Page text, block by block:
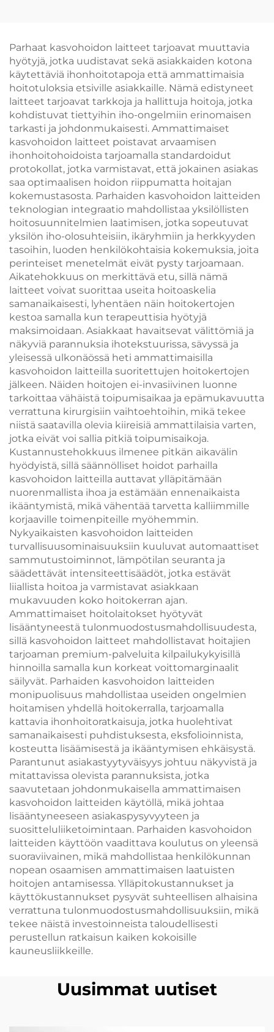
korkeapaineisella
suihkulla,
kauneussalongin
laitteisto
käytettävä
kauneusparloureissa
ja klinikoissa
Parhaat kasvohoidon laitteet tarjoavat muuttavia
hyötyjä, jotka uudistavat sekä asiakkaiden kotona
käytettäviä ihonhoitotapoja että ammattimaisia
hoitotuloksia etsiville asiakkaille. Nämä edistyneet
laitteet tarjoavat tarkkoja ja hallittuja hoitoja, jotka
kohdistuvat tiettyihin iho-ongelmiin erinomaisen
tarkasti ja johdonmukaisesti. Ammattimaiset
kasvohoidon laitteet poistavat arvaamisen
ihonhoitohoidoista tarjoamalla standardoidut
protokollat, jotka varmistavat, että jokainen asiakas
saa optimaalisen hoidon riippumatta hoitajan
kokemustasosta. Parhaiden kasvohoidon laitteiden
teknologian integraatio mahdollistaa yksilöllisten
hoitosuunnitelmien laatimisen, jotka sopeutuvat
yksilön iho-olosuhteisiin, ikäryhmiin ja herkkyyden
tasoihin, luoden henkilökohtaisia kokemuksia, joita
perinteiset menetelmät eivät pysty tarjoamaan.
Aikatehokkuus on merkittävä etu, sillä nämä
laitteet voivat suorittaa useita hoitoaskelia
samanaikaisesti, lyhentäen näin hoitokertojen
kestoa samalla kun terapeuttisia hyötyjä
maksimoidaan. Asiakkaat havaitsevat välittömiä ja
näkyviä parannuksia ihotekstuurissa, sävyssä ja
yleisessä ulkonäössä heti ammattimaisilla
kasvohoidon laitteilla suoritettujen hoitokertojen
jälkeen. Näiden hoitojen ei-invasiivinen luonne
tarkoittaa vähäistä toipumisaikaa ja epämukavuutta
verrattuna kirurgisiin vaihtoehtoihin, mikä tekee
niistä saatavilla olevia kiireisiä ammattilaisia varten,
jotka eivät voi sallia pitkiä toipumisaikoja.
Kustannustehokkuus ilmenee pitkän aikavälin
hyödyistä, sillä säännölliset hoidot parhailla
kasvohoidon laitteilla auttavat ylläpitämään
nuorenmallista ihoa ja estämään ennenaikaista
ikääntymistä, mikä vähentää tarvetta kalliimmille
korjaaville toimenpiteille myöhemmin.
Nykyaikaisten kasvohoidon laitteiden
turvallisuusominaisuuksiin kuuluvat automaattiset
sammutustoiminnot, lämpötilan seuranta ja
säädettävät intensiteettisäädöt, jotka estävät
liiallista hoitoa ja varmistavat asiakkaan
mukavuuden koko hoitokerran ajan.
Ammattimaiset hoitolaitokset hyötyvät
lisääntyneestä tulonmuodostusmahdollisuudesta,
sillä kasvohoidon laitteet mahdollistavat hoitajien
tarjoaman premium-palveluita kilpailukykyisillä
hinnoilla samalla kun korkeat voittomarginaalit
säilyvät. Parhaiden kasvohoidon laitteiden
monipuolisuus mahdollistaa useiden ongelmien
hoitamisen yhdellä hoitokerralla, tarjoamalla
kattavia ihonhoitoratkaisuja, jotka huolehtivat
samanaikaisesti puhdistuksesta, eksfolioinnista,
kosteutta lisäämisestä ja ikääntymisen ehkäisystä.
Parantunut asiakastyytyväisyys johtuu näkyvistä ja
mitattavissa olevista parannuksista, jotka
saavutetaan johdonmukaisella ammattimaisen
kasvohoidon laitteiden käytöllä, mikä johtaa
lisääntyneeseen asiakaspysyvyyteen ja
suositteluliiketoimintaan. Parhaiden kasvohoidon
laitteiden käyttöön vaadittava koulutus on yleensä
suoraviivainen, mikä mahdollistaa henkilökunnan
nopean osaamisen ammattimaisen laatuisten
hoitojen antamisessa. Ylläpitokustannukset ja
käyttökustannukset pysyvät suhteellisen alhaisina
verrattuna tulonmuodostusmahdollisuuksiin, mikä
tekee näistä investoinneista taloudellisesti
perustellun ratkaisun kaiken kokoisille
kauneusliikkeille.
Uusimmat uutiset